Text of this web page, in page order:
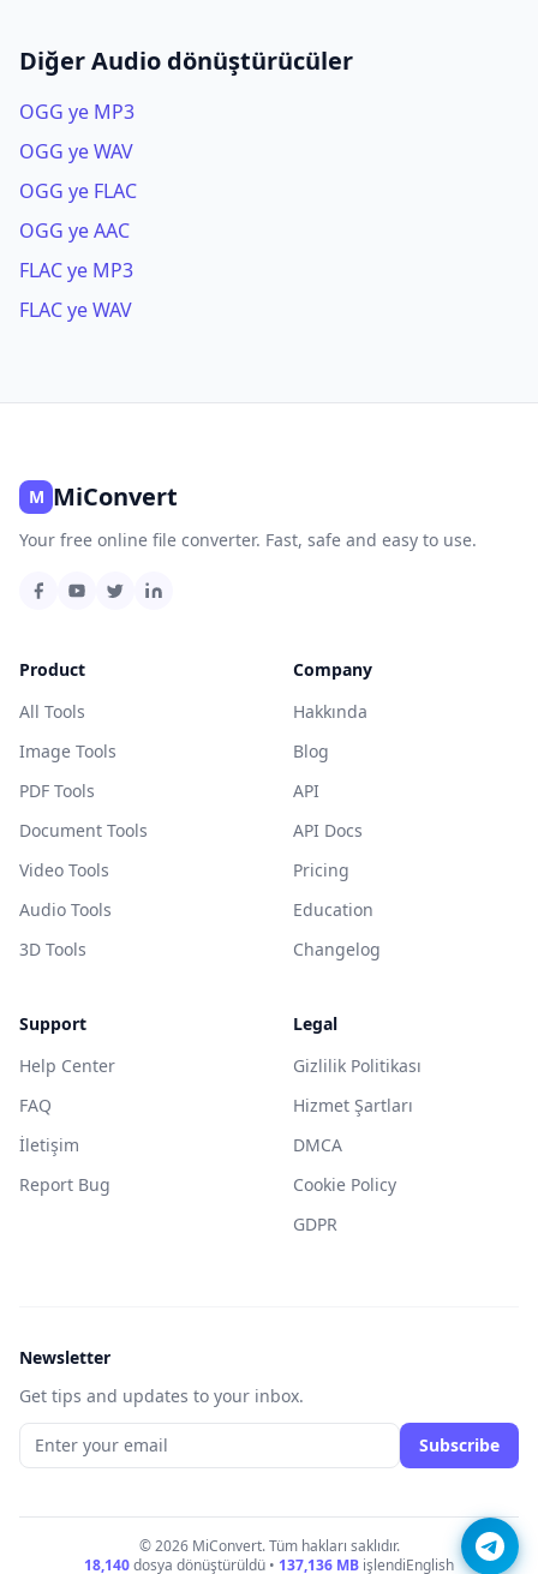
Diğer Audio dönüştürücüler
OGG ye MP3
OGG ye WAV
OGG ye FLAC
OGG ye AAC
FLAC ye MP3
FLAC ye WAV
M MiConvert
Your free online file converter. Fast, safe and easy to use.
Product
All Tools
Image Tools
PDF Tools
Document Tools
Video Tools
Audio Tools
3D Tools
Company
Hakkında
Blog
API
API Docs
Pricing
Education
Changelog
Support
Help Center
FAQ
İletişim
Report Bug
Legal
Gizlilik Politikası
Hizmet Şartları
DMCA
Cookie Policy
GDPR
Newsletter
Get tips and updates to your inbox.
Subscribe
© 2026 MiConvert. Tüm hakları saklıdır.
18,140dosya dönüştürüldü • 137,136 MB işlendiEnglish